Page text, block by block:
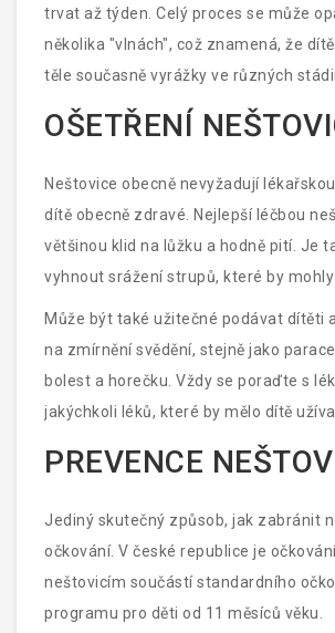
trvat až týden. Celý proces se může
několika "vlnách", což znamená, že
těle současně vyrážky ve různých
OŠETŘENÍ
Neštovice obecně nevyžadují
dítě obecně zdravé. Nejlepší léčbou
většinou klid na lůžku a hodně pití. Je
vyhnout srážení strupů, které by
Může být také užitečné podávat dítěti
na zmírnění svědění, stejně jako
bolest a horečku. Vždy se poraďte s
jakýchkoli léků, které by mělo dítě
PREVENCE
Jediný skutečný způsob, jak zabránit
očkování. V české republice je
neštovicím součástí standardního
programu pro děti od 11 měsíců věku.